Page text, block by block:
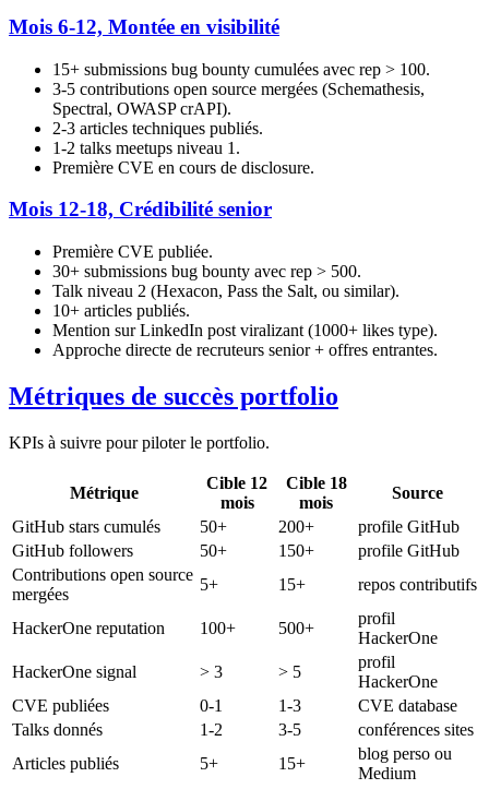
Mois 6-12, Montée en visibilité
15+ submissions bug bounty cumulées avec rep > 100.
3-5 contributions open source mergées (Schemathesis,
Spectral, OWASP crAPI).
2-3 articles techniques publiés.
1-2 talks meetups niveau 1.
Première CVE en cours de disclosure.
Mois 12-18, Crédibilité senior
Première CVE publiée.
30+ submissions bug bounty avec rep > 500.
Talk niveau 2 (Hexacon, Pass the Salt, ou similar).
10+ articles publiés.
Mention sur LinkedIn post viralizant (1000+ likes type).
Approche directe de recruteurs senior + offres entrantes.
Métriques de succès portfolio
KPIs à suivre pour piloter le portfolio.
Métrique
Cible 12
mois
Cible 18
mois
Source
GitHub stars cumulés
50+ 200+
profile GitHub
GitHub followers
50+ 150+
profile GitHub
Contributions open source
mergées
5+ 15+ repos contributifs
HackerOne reputation 100+ 500+
profil
HackerOne
HackerOne signal
> 3 > 5
profil
HackerOne
CVE publiées
0-1 1-3
CVE database
Talks donnés
1-2 3-5
conférences sites
Articles publiés
5+ 15+
blog perso ou
Medium